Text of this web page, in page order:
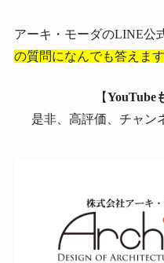
アーキ・モーダのLINE公
の質問になんでも答えます
【YouTube
是非、高評価、チャン